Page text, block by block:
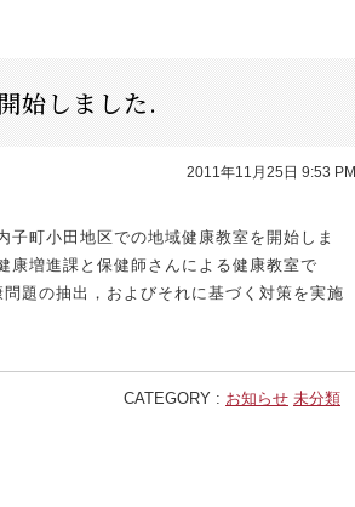
始しました.
2011年11月25日 9:53 PM
子町小田地区での地域健康教室を開始しま
康増進課と保健師さんによる健康教室で
題の抽出，およびそれに基づく対策を実施
CATEGORY : お知らせ 未分類